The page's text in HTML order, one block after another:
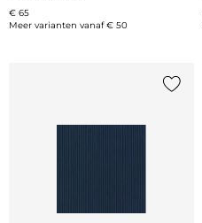
€ 65
Meer varianten vanaf€ 50